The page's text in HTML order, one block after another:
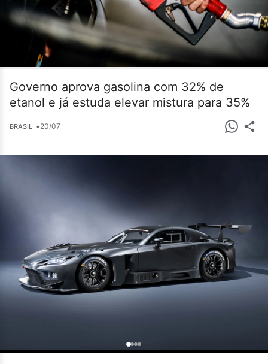
Governo aprova gasolina com 32% de
etanol e já estuda elevar mistura para 35%
BRASIL •20/07